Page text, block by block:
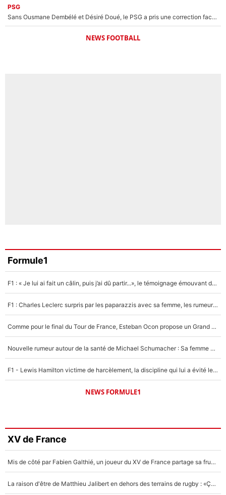
PSG
Sans Ousmane Dembélé et Désiré Doué, le PSG a pris une correction face à Majorque : Luis Enrique attend avec impatience des renforts !
NEWS FOOTBALL
Formule1
F1 : « Je lui ai fait un câlin, puis j’ai dû partir...», le témoignage émouvant de Max Verstappen sur sa fille
F1 : Charles Leclerc surpris par les paparazzis avec sa femme, les rumeurs étaient vraies !
Comme pour le final du Tour de France, Esteban Ocon propose un Grand Prix de Formule 1 à Paris : «Autour de l’Arc de Triomphe, ce serait génial» !
Nouvelle rumeur autour de la santé de Michael Schumacher : Sa femme Corinna sort du silence
F1 - Lewis Hamilton victime de harcèlement, la discipline qui lui a évité le pire : «J'aurais probablement mal tourné»
NEWS FORMULE1
XV de France
Mis de côté par Fabien Galthié, un joueur du XV de France partage sa frustration : «ils ne me l’ont pas dit tout de suite»
La raison d'être de Matthieu Jalibert en dehors des terrains de rugby : «Ça m'atteint autant que si tu touches à un membre de ma famille»